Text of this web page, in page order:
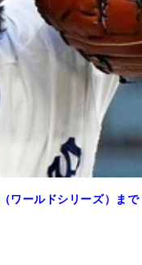
ワールドシリーズ）まで